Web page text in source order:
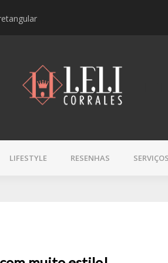
LIFESTYLE RESENHAS SERVIÇOS